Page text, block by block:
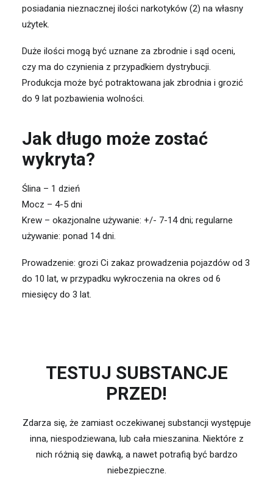
posiadania nieznacznej ilości narkotyków (2) na własny
użytek.
Duże ilości mogą być uznane za zbrodnie i sąd oceni,
czy ma do czynienia z przypadkiem dystrybucji.
Produkcja może być potraktowana jak zbrodnia i grozić
do 9 lat pozbawienia wolności.
Jak długo może zostać
wykryta?
Ślina – 1 dzień
Mocz – 4-5 dni
Krew – okazjonalne używanie: +/- 7-14 dni; regularne
używanie: ponad 14 dni.
Prowadzenie: grozi Ci zakaz prowadzenia pojazdów od 3
do 10 lat, w przypadku wykroczenia na okres od 6
miesięcy do 3 lat.
TESTUJ SUBSTANCJE
PRZED!
Zdarza się, że zamiast oczekiwanej substancji występuje
inna, niespodziewana, lub cała mieszanina. Niektóre z
nich różnią się dawką, a nawet potrafią być bardzo
niebezpieczne.